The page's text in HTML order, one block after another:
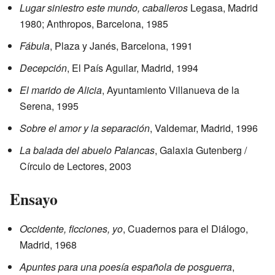
Lugar siniestro este mundo, caballeros Legasa, Madrid
1980; Anthropos, Barcelona, 1985
Fábula, Plaza y Janés, Barcelona, 1991
Decepción, El País Aguilar, Madrid, 1994
El marido de Alicia, Ayuntamiento Villanueva de la
Serena, 1995
Sobre el amor y la separación, Valdemar, Madrid, 1996
La balada del abuelo Palancas, Galaxia Gutenberg /
Círculo de Lectores, 2003
Ensayo
Occidente, ficciones, yo, Cuadernos para el Diálogo,
Madrid, 1968
Apuntes para una poesía española de posguerra,